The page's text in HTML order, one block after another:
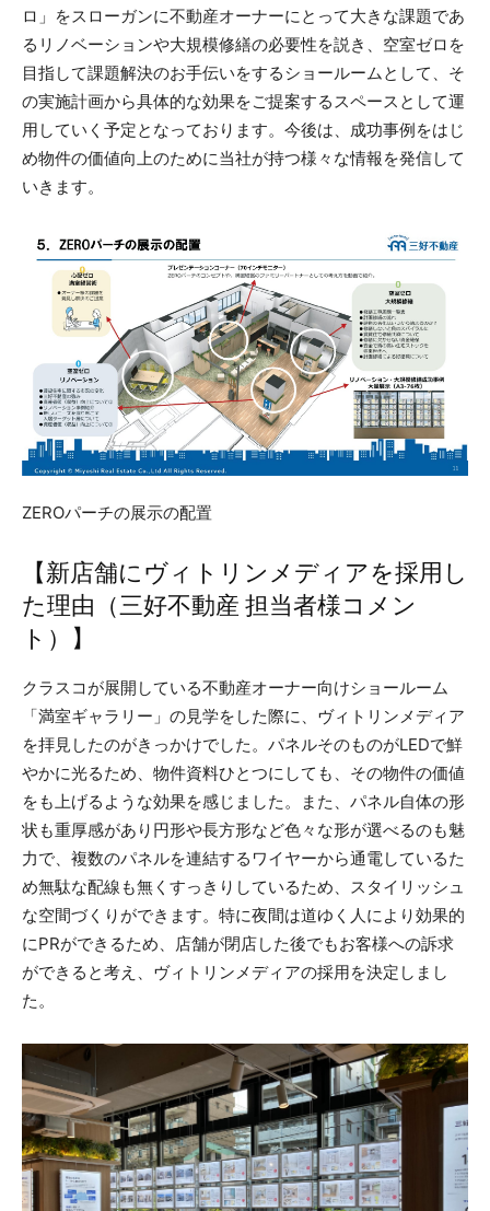
ロ」をスローガンに不動産オーナーにとって大きな課題であ
るリノベーションや大規模修繕の必要性を説き、空室ゼロを
目指して課題解決のお手伝いをするショールームとして、そ
の実施計画から具体的な効果をご提案するスペースとして運
用していく予定となっております。今後は、成功事例をはじ
め物件の価値向上のために当社が持つ様々な情報を発信して
いきます。
ZEROパーチの展示の配置
【新店舗にヴィトリンメディアを採用し
た理由（三好不動産 担当者様コメン
ト）】
クラスコが展開している不動産オーナー向けショールーム
「満室ギャラリー」の見学をした際に、ヴィトリンメディア
を拝見したのがきっかけでした。パネルそのものがLEDで鮮
やかに光るため、物件資料ひとつにしても、その物件の価値
をも上げるような効果を感じました。また、パネル自体の形
状も重厚感があり円形や長方形など色々な形が選べるのも魅
力で、複数のパネルを連結するワイヤーから通電しているた
め無駄な配線も無くすっきりしているため、スタイリッシュ
な空間づくりができます。特に夜間は道ゆく人により効果的
にPRができるため、店舗が閉店した後でもお客様への訴求
ができると考え、ヴィトリンメディアの採用を決定しまし
た。